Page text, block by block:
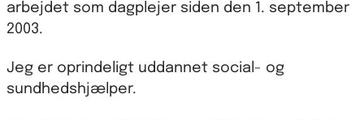
arbejdet som dagplejer siden den 1. september
2003.
Jeg er oprindeligt uddannet social- og
sundhedshjælper.